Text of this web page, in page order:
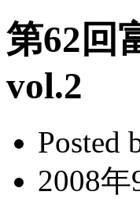
第62回
vol.2
Posted
2008年